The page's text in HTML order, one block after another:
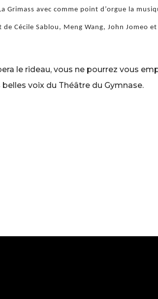
Grimass avec comme point d’orgue la
Cécile Sablou, Meng Wang, John Jomeo
le rideau, vous ne pourrez vous
voix du Théâtre du Gymnase.